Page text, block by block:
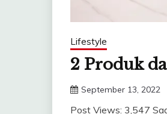
Lifestyle
2 Produk
September 13, 2022
Post Views: 3,547